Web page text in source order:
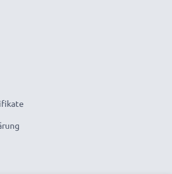
und geprüfte Zellen:
Tablet PC
Ersatz für Amazon 170-1012-00
Leistung -
bis zu 1000 Ladezyklen
vor dem Einbau getestet
- Kurzschluss-,